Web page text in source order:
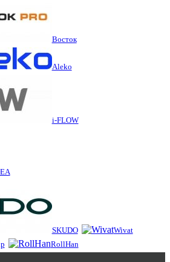
Восток
Aleko
i-FLOW
SKUDO
Wivat
RollHan